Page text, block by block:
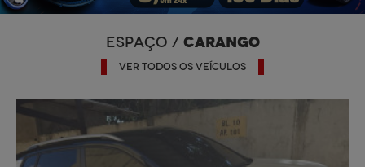
ESPAÇO / CARANGO
VER TODOS OS VEÍCULOS